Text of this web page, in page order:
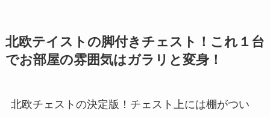
北欧テイストの脚付きチェスト！これ１台
でお部屋の雰囲気はガラリと変身！
北欧チェストの決定版！チェスト上には棚がつい